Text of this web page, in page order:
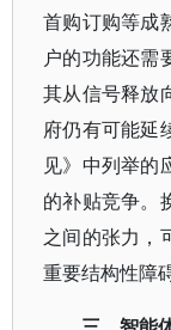
首购订购等成
户的功能还需
其从信号释放
府仍有可能延
见》中列举的
的补贴竞争。
之间的张力，
重要结构性障碍